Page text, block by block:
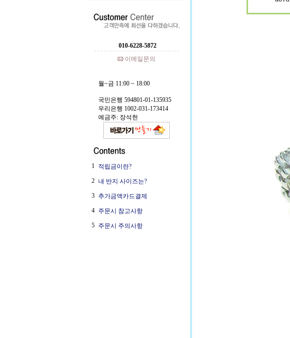
010-6228-5872
이메일문의
월~금 11:00 ~ 18:00
국민은행 594801-01-135935
우리은행 1002-031-173414
예금주: 장석헌
1 적립금이란?
2 내 반지 사이즈는?
3 추가금액카드결제
4 주문시 참고사항
5 주문시 주의사항